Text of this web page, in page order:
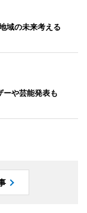
域の未来考える
ーや芸能発表も